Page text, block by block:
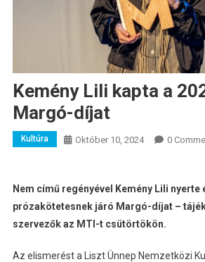
Kemény Lili kapta a
Margó-díjat
Kultúra Október 10, 2024 0
Nem című regényével Kemény Lili nyerte
prózakötetesnek járó Margó-díjat –
szervezők az MTI-t csütörtökön.
Az elismerést a Liszt Ünnep Nemzetközi